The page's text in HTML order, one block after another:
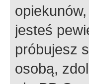
jesteś
próbujesz
osobą,